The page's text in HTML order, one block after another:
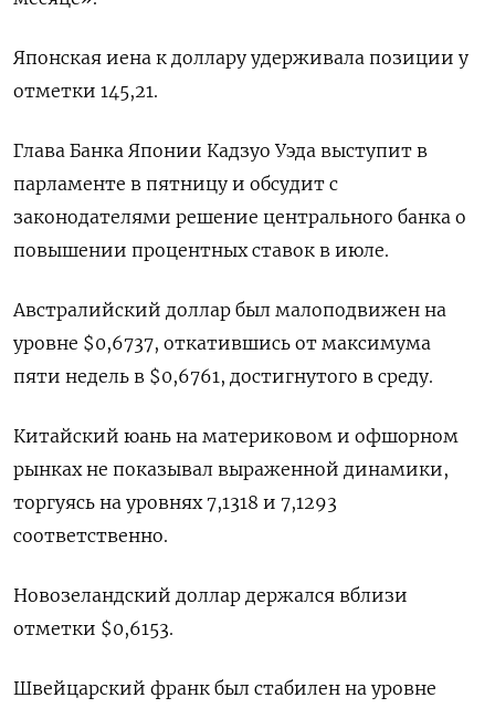
Японская иена к доллару удерживала позиции у
отметки 145,21.
Глава Банка Японии Кадзуо Уэда выступит в
парламенте в пятницу и обсудит с
законодателями решение центрального банка о
повышении процентных ставок в июле.
Австралийский доллар был малоподвижен на
уровне $0,6737, откатившись от максимума
пяти недель в $0,6761, достигнутого в среду.
Китайский юань на материковом и офшорном
рынках не показывал выраженной динамики,
торгуясь на уровнях 7,1318​ и 7,1293
соответственно.
Новозеландский доллар держался вблизи
отметки $0,6153.
Швейцарский франк был стабилен на уровне